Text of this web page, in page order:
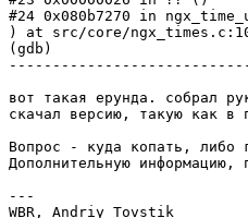
#24 0x080b7270 in
) at src/core/
(gdb)
вот такая ерунда. собрал
скачал версию, такую как
Вопрос - куда копать, либо
Дополнительную
---
WBR, Andriy Tovstik